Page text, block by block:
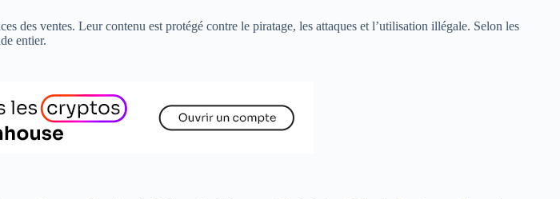
des ventes. Leur contenu est protégé contre le piratage, les attaques et l’utilisation illégale. Selon les
entier.